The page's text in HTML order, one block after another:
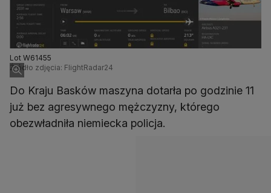
Lot W61455
Źródło zdjęcia: FlightRadar24
Do Kraju Basków maszyna dotarła po godzinie 11
już bez agresywnego mężczyzny, którego
obezwładniła niemiecka policja.